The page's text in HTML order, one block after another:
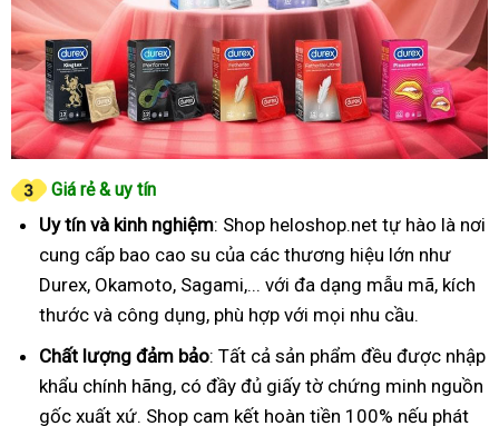
Giá rẻ & uy tín
Uy tín và kinh nghiệm: Shop heloshop.net tự hào là nơi
cung cấp bao cao su của các thương hiệu lớn như
Durex, Okamoto, Sagami,... với đa dạng mẫu mã, kích
thước và công dụng, phù hợp với mọi nhu cầu.
Chất lượng đảm bảo: Tất cả sản phẩm đều được nhập
khẩu chính hãng, có đầy đủ giấy tờ chứng minh nguồn
gốc xuất xứ. Shop cam kết hoàn tiền 100% nếu phát